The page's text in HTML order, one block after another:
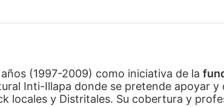
(1997-2009) como iniciativa de la
Inti-Illapa donde se pretende apoyar y
locales y Distritales. Su cobertura y